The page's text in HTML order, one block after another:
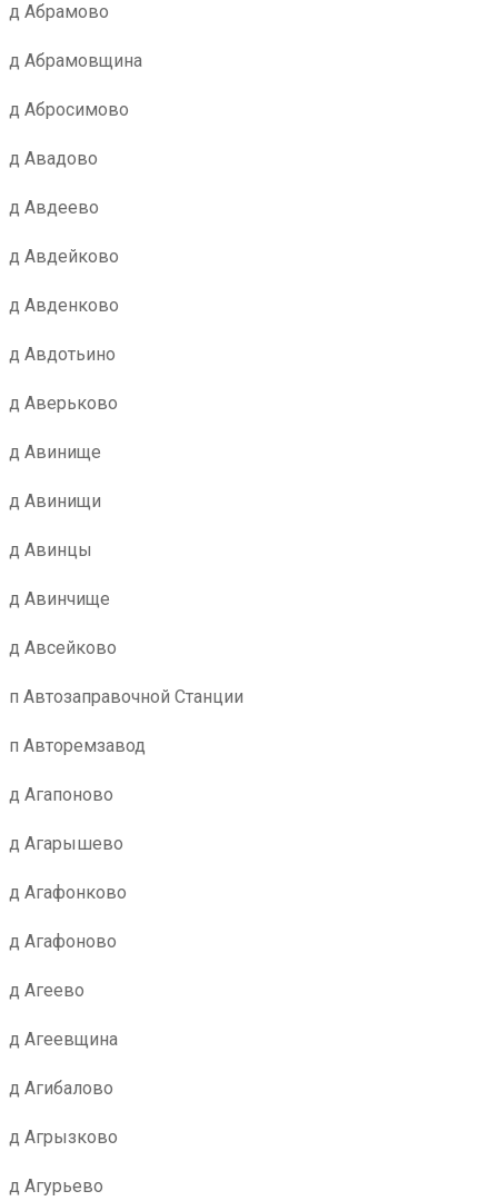
д Абрамово
д Абрамовщина
д Абросимово
д Авадово
д Авдеево
д Авдейково
д Авденково
д Авдотьино
д Аверьково
д Авинище
д Авинищи
д Авинцы
д Авинчище
д Авсейково
п Автозаправочной Станции
п Авторемзавод
д Агапоново
д Агарышево
д Агафонково
д Агафоново
д Агеево
д Агеевщина
д Агибалово
д Агрызково
д Агурьево